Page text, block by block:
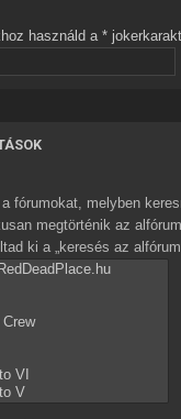
használd a *
fórumokat, melyben
megtörténik az
ki a „keresés az